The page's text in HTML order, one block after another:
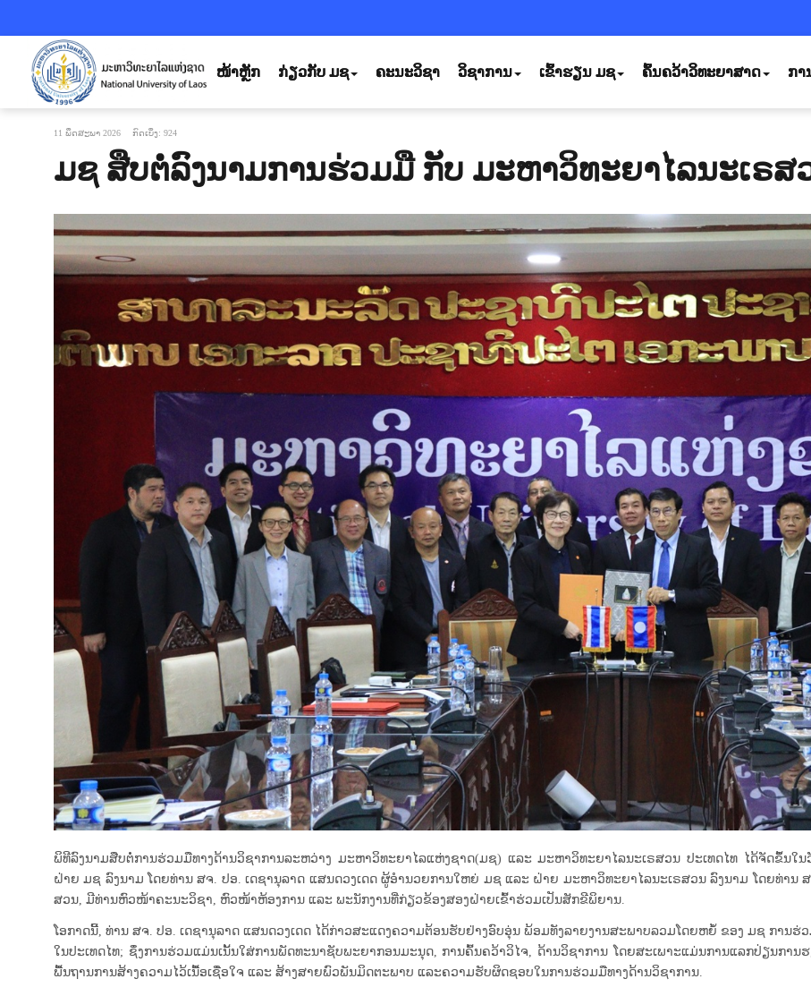
ໜ້າຫຼັກ ກ່ຽວກັບ ມຊ ຄະນະວິຊາ ວິຊາການ ເຂົ້າຮຽນ ມຊ ຄົ້ນຄວ້າວິທະຍາສາດ ກາ
11 ພຶດສະພາ 2026 ກົດເບິ່ງ: 924
ມຊ ສືບຕໍ່ລົງນາມການຮ່ວມມື ກັບ ມະຫາວິທະຍາໄລນະເຣສ
ພິທີລົງນາມສືບຕໍ່ການຮ່ວມມືທາງດ້ານວິຊາການລະຫວ່າງ ມະຫາວິທະຍາໄລແຫ່ງຊາດ(ມຊ) ແລະ ມະຫາວິທະຍາໄລນະເຣສວນ ປະເທດໄທ ໄດ້ຈັດຂຶ້ນໃ
ຝ່າຍ ມຊ ລົງນາມ ໂດຍທ່ານ ສຈ. ປອ. ເດຊານຸລາດ ແສນດວງເດດ ຜູ້ອຳນວຍການໃຫຍ່ ມຊ ແລະ ຝ່າຍ ມະຫາວິທະຍາໄລນະເຣສວນ ລົງນາມ ໂດຍທ່ານ
ສວນ, ມີທ່ານຫົວໜ້າຄະນະວິຊາ, ຫົວໜ້າຫ້ອງການ ແລະ ພະນັກງານທີ່ກ່ຽວຂ້ອງສອງຝ່າຍເຂົ້າຮ່ວມເປັນສັກຂີພິຍານ.
ໂອກາດນີ້, ທ່ານ ສຈ. ປອ. ເດຊານຸລາດ ແສນດວງເດດ ໄດ້ກ່າວສະແດງຄວາມຕ້ອນຮັບຢ່າງອົບອຸ່ນ ພ້ອມທັງລາຍງານສະພາບລວມໂດຍຫຍໍ້ ຂອງ ມຊ ການ
ໃນປະເທດໄທ; ຊຶ່ງການຮ່ວມແມ່ນເນັ້ນໃສ່ການພັດທະນາຊັບພະຍາກອນມະນຸດ, ການຄົ້ນຄວ້າວິໄຈ, ດ້ານວິຊາການ ໂດຍສະເພາະແມ່ນການແລກປ່ຽນກາ
ພື້ນຖານການສ້າງຄວາມໄວ້ເນື້ອເຊື່ອໃຈ ແລະ ສ້າງສາຍພົວພັນມິດຕະພາບ ແລະຄວາມຮັບຜິດຊອບໃນການຮ່ວມມືທາງດ້ານວິຊາການ.